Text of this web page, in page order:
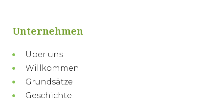
Unternehmen
Über uns
Willkommen
Grundsätze
Geschichte